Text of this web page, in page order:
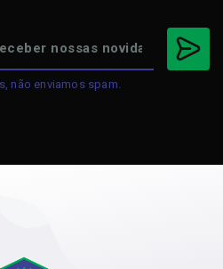
não enviamos spam.